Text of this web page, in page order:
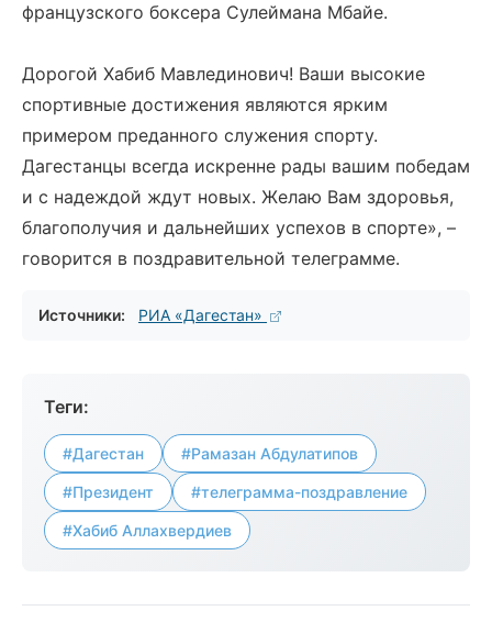
французского боксера Сулеймана Мбайе.
Дорогой Хабиб Мавлединович! Ваши высокие
спортивные достижения являются ярким
примером преданного служения спорту.
Дагестанцы всегда искренне рады вашим победам
и с надеждой ждут новых. Желаю Вам здоровья,
благополучия и дальнейших успехов в спорте», –
говорится в поздравительной телеграмме.
Источники: РИА «Дагестан»
Теги:
#Дагестан #Рамазан Абдулатипов
#Президент #телеграмма-поздравление
#Хабиб Аллахвердиев